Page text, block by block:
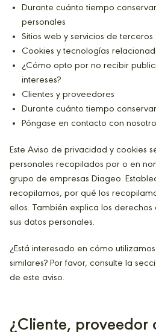
Durante cuánto tiempo
personales
Sitios web y servicios de terceros
Cookies y tecnologías
¿Cómo opto por no recibir
intereses?
Clientes y proveedores
Durante cuánto tiempo
Póngase en contacto con
Este Aviso de privacidad y cookies
personales recopilados por o en
grupo de empresas Diageo.
recopilamos, por qué los
ellos. También explica los
sus datos personales.
¿Está interesado en cómo
similares? Por favor, consulte la
de este aviso.
¿Cliente, proveedor